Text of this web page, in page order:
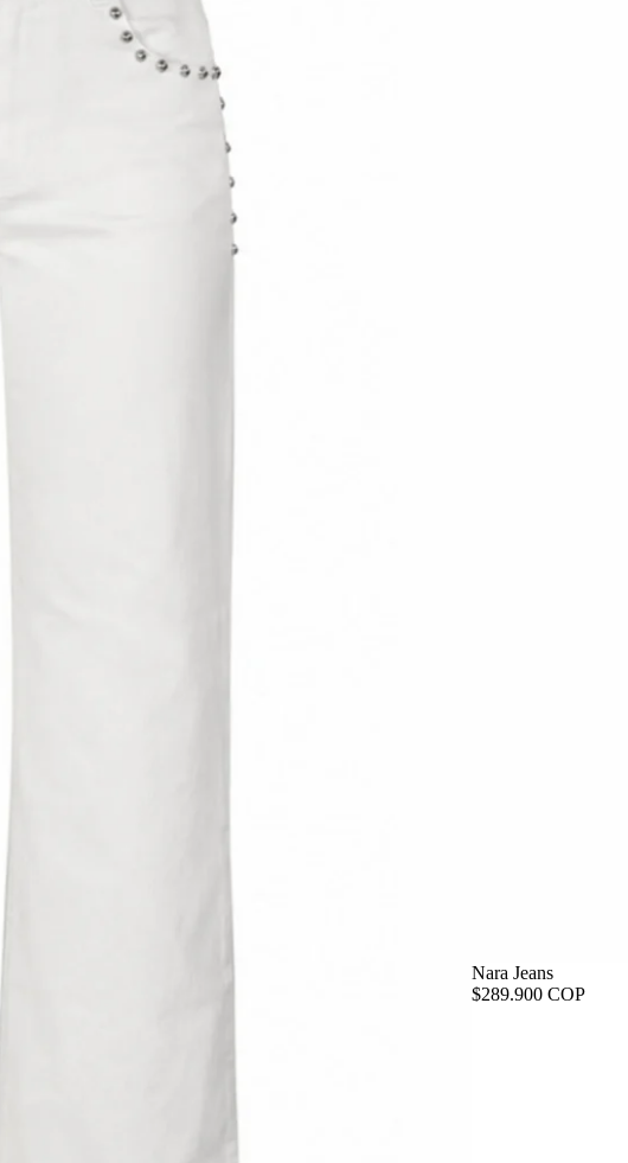
Nara Jeans
$289.900 COP